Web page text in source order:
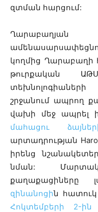
զտման հարցում:
կողմից Ղարաբաղի
թուրքական
շրջանում ապրող
վախի մեջ ապրել
մահացու
արտադրության
իրենց
նման:
քաղաքացիները
զինանոցին հատուկ
Հոկտեմբերի 2-ին